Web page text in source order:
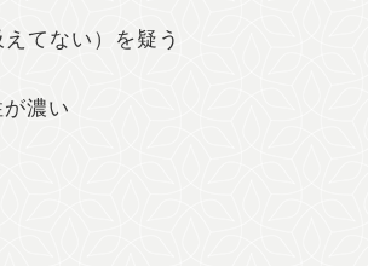
てない）を疑う
濃い